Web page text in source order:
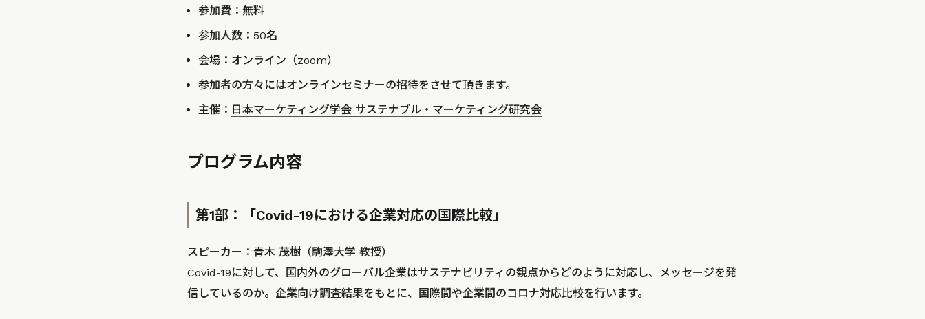
参加費：無料
参加人数：50名
会場：オンライン（zoom）
参加者の方々にはオンラインセミナーの招待をさせて頂きます。
主催： 日本マーケティング学会 サステナブル・マーケティング研究会
プログラム内容
第1部：「Covid-19における企業対応の国際比較」
スピーカー：青木 茂樹（駒澤大学 教授）
Covid-19に対して、国内外のグローバル企業はサステナビリティの観点からどのように対応し、メッセージを発
信しているのか。企業向け調査結果をもとに、国際間や企業間のコロナ対応比較を行います。